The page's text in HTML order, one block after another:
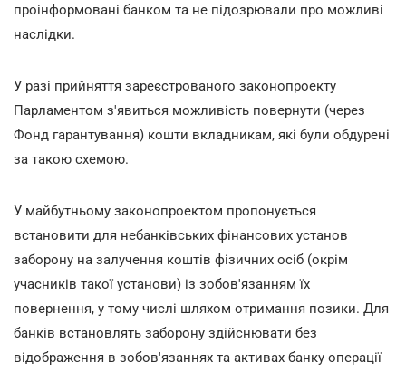
проінформовані банком та не підозрювали про можливі
наслідки.
У разі прийняття зареєстрованого законопроекту
Парламентом з'явиться можливість повернути (через
Фонд гарантування) кошти вкладникам, які були обдурені
за такою схемою.
У майбутньому законопроектом пропонується
встановити для небанківських фінансових установ
заборону на залучення коштів фізичних осіб (окрім
учасників такої установи) із зобов'язанням їх
повернення, у тому числі шляхом отримання позики. Для
банків встановлять заборону здійснювати без
відображення в зобов'язаннях та активах банку операції